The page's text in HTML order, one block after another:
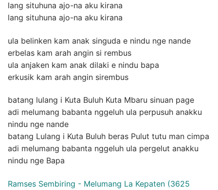
lang situhuna ajo-na aku kirana
lang situhuna ajo-na aku kirana
ula belinken kam anak singuda e nindu nge nande
erbelas kam arah angin si rembus
ula anjaken kam anak dilaki e nindu bapa
erkusik kam arah angin sirembus
batang lulang i Kuta Buluh Kuta Mbaru sinuan page
adi melumang babanta nggeluh ula perpusuh anakku
nindu nge nande
batang Lulang i Kuta Buluh beras Pulut tutu man cimpa
adi melumang babanta nggeluh ula pergelut anakku
nindu nge Bapa
Ramses Sembiring - Melumang La Kepaten (3625